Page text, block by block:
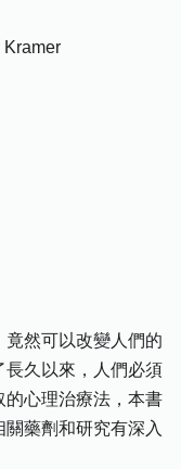
Kramer
然可以改變人們的
長久以來，人們必須
的心理治療法，本書
藥劑和研究有深入